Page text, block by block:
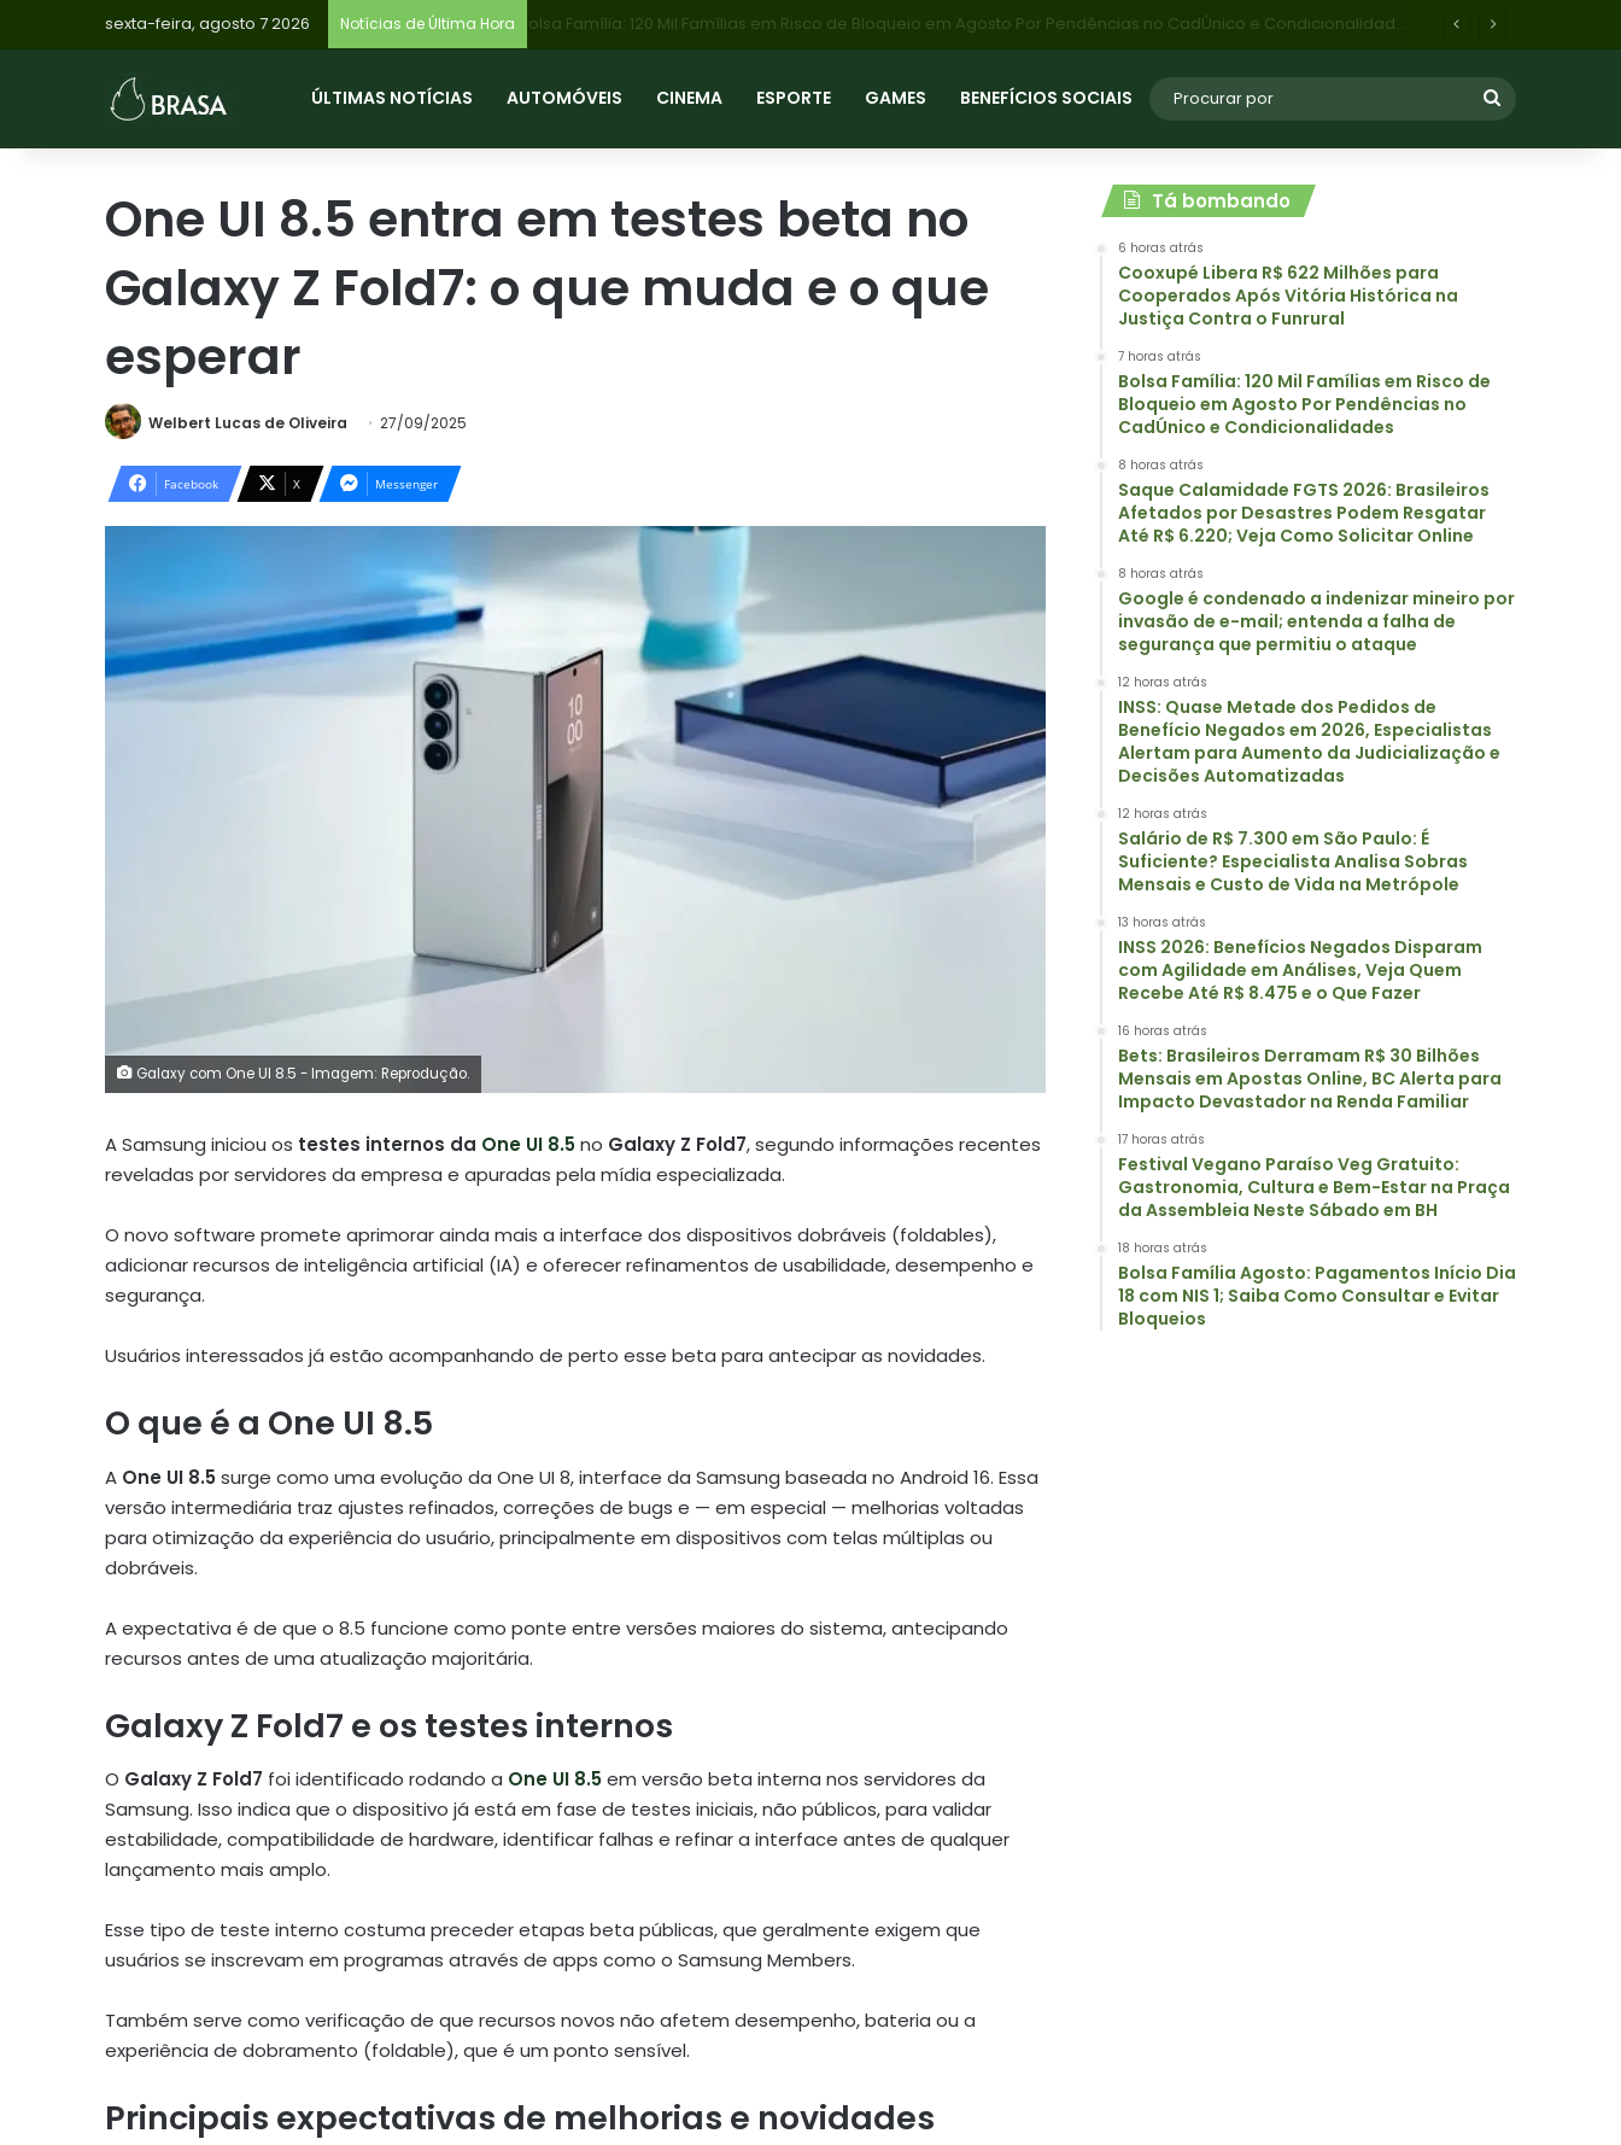
sexta-feira, agosto 7 2026 Notícias de Última Hora
ÚLTIMAS NOTÍCIAS AUTOMÓVEIS CINEMA ESPORTE GAMES BENEFÍCIOS SOCIAIS
One UI 8.5 entra em testes beta no
Galaxy Z Fold7: o que muda e o que
esperar
Welbert Lucas de Oliveira 27/09/2025
Facebook X Messenger
Galaxy com One UI 8.5 - Imagem: Reprodução.
A Samsung iniciou os testes internos da One UI 8.5no Galaxy Z Fold7, segundo informações recentes
reveladas por servidores da empresa e apuradas pela mídia especializada.
O novo software promete aprimorar ainda mais a interface dos dispositivos dobráveis (foldables),
adicionar recursos de inteligência artificial (IA) e oferecer refinamentos de usabilidade, desempenho e
segurança.
Usuários interessados já estão acompanhando de perto esse beta para antecipar as novidades.
O que é a One UI 8.5
A One UI 8.5 surge como uma evolução da One UI 8, interface da Samsung baseada no Android 16. Essa
versão intermediária traz ajustes refinados, correções de bugs e — em especial — melhorias voltadas
para otimização da experiência do usuário, principalmente em dispositivos com telas múltiplas ou
dobráveis.
A expectativa é de que o 8.5 funcione como ponte entre versões maiores do sistema, antecipando
recursos antes de uma atualização majoritária.
Galaxy Z Fold7 e os testes internos
O Galaxy Z Fold7 foi identificado rodando a One UI 8.5em versão beta interna nos servidores da
Samsung. Isso indica que o dispositivo já está em fase de testes iniciais, não públicos, para validar
estabilidade, compatibilidade de hardware, identificar falhas e refinar a interface antes de qualquer
lançamento mais amplo.
Esse tipo de teste interno costuma preceder etapas beta públicas, que geralmente exigem que
usuários se inscrevam em programas através de apps como o Samsung Members.
Também serve como verificação de que recursos novos não afetem desempenho, bateria ou a
experiência de dobramento (foldable), que é um ponto sensível.
Principais expectativas de melhorias e novidades
Tá bombando
6 horas atrás
Cooxupé Libera R$ 622 Milhões para
Cooperados Após Vitória Histórica na
Justiça Contra o Funrural
7 horas atrás
Bolsa Família: 120 Mil Famílias em Risco de
Bloqueio em Agosto Por Pendências no
CadÚnico e Condicionalidades
8 horas atrás
Saque Calamidade FGTS 2026: Brasileiros
Afetados por Desastres Podem Resgatar
Até R$ 6.220; Veja Como Solicitar Online
8 horas atrás
Google é condenado a indenizar mineiro por
invasão de e-mail; entenda a falha de
segurança que permitiu o ataque
12 horas atrás
INSS: Quase Metade dos Pedidos de
Benefício Negados em 2026, Especialistas
Alertam para Aumento da Judicialização e
Decisões Automatizadas
12 horas atrás
Salário de R$ 7.300 em São Paulo: É
Suficiente? Especialista Analisa Sobras
Mensais e Custo de Vida na Metrópole
13 horas atrás
INSS 2026: Benefícios Negados Disparam
com Agilidade em Análises, Veja Quem
Recebe Até R$ 8.475 e o Que Fazer
16 horas atrás
Bets: Brasileiros Derramam R$ 30 Bilhões
Mensais em Apostas Online, BC Alerta para
Impacto Devastador na Renda Familiar
17 horas atrás
Festival Vegano Paraíso Veg Gratuito:
Gastronomia, Cultura e Bem-Estar na Praça
da Assembleia Neste Sábado em BH
18 horas atrás
Bolsa Família Agosto: Pagamentos Início Dia
18 com NIS 1; Saiba Como Consultar e Evitar
Bloqueios